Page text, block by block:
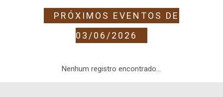
PRÓXIMOS EVENTOS DE
03/06/2026
Nenhum registro encontrado...